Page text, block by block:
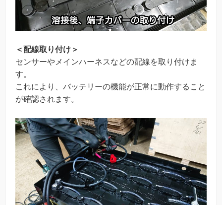
＜配線取り付け＞
センサーやメインハーネスなどの配線を取り付けま
す。
これにより、バッテリーの機能が正常に動作すること
が確認されます。